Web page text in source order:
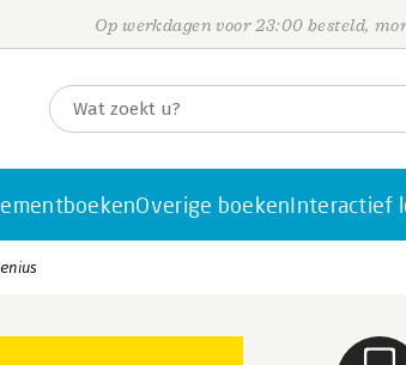
Op werkdagen voor 23:00 besteld,
Overige boekenInteractief